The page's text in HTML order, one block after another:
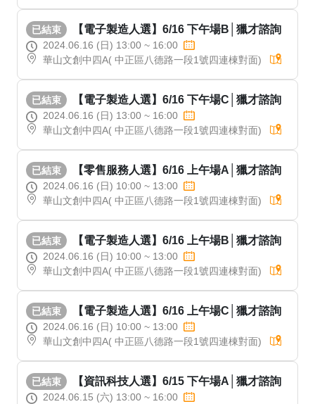
已結束 【電子製造人選】6/16 下午場B│獵才諮詢
2024.06.16 (日) 13:00 ~ 16:00
華山文創中四A( 中正區八德路一段1號四連棟對面)
已結束 【電子製造人選】6/16 下午場C│獵才諮詢
2024.06.16 (日) 13:00 ~ 16:00
華山文創中四A( 中正區八德路一段1號四連棟對面)
已結束 【零售服務人選】6/16 上午場A│獵才諮詢
2024.06.16 (日) 10:00 ~ 13:00
華山文創中四A( 中正區八德路一段1號四連棟對面)
已結束 【電子製造人選】6/16 上午場B│獵才諮詢
2024.06.16 (日) 10:00 ~ 13:00
華山文創中四A( 中正區八德路一段1號四連棟對面)
已結束 【電子製造人選】6/16 上午場C│獵才諮詢
2024.06.16 (日) 10:00 ~ 13:00
華山文創中四A( 中正區八德路一段1號四連棟對面)
已結束 【資訊科技人選】6/15 下午場A│獵才諮詢
2024.06.15 (六) 13:00 ~ 16:00